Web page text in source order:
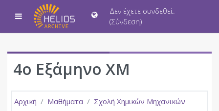
Μετάβαση στο κεντρικό περιεχόμενο
Πλευρικός πίνακας
Δεν έχετε συνδεθεί.
(Σύνδεση)
4ο Εξάμηνο ΧΜ
Αρχική Μαθήματα
Σχολή Χημικών Μηχανικών